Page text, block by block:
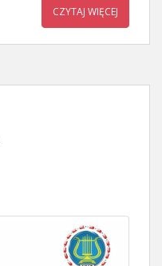
CZYTAJ WIĘCEJ